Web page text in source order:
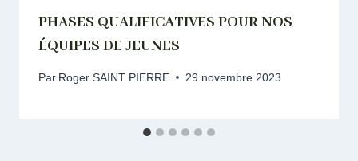
PHASES QUALIFICATIVES POUR NOS
ÉQUIPES DE JEUNES
Par Roger SAINT PIERRE 29 novembre 2023